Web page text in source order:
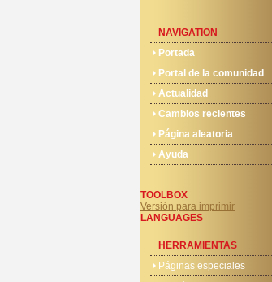
NAVIGATION
Portada
Portal de la comunidad
Actualidad
Cambios recientes
Página aleatoria
Ayuda
TOOLBOX
Versión para imprimir
LANGUAGES
HERRAMIENTAS
Páginas especiales